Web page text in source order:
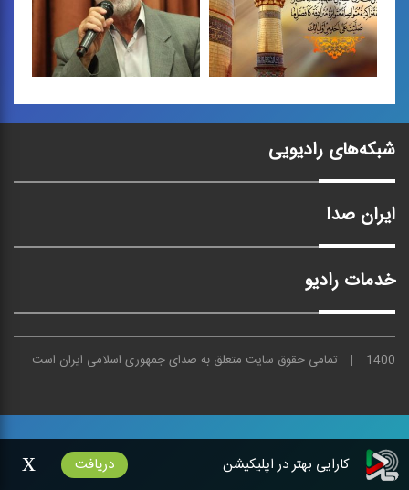
جشنواره امام رضا (ع) ده بند اشعار محتشم
مرثیه ی عاشورایی
شبکه‌های رادیویی
ایران صدا
خدمات رادیو
1400 تمامی حقوق سایت متعلق به صدایجمهوری اسلامی ایران است
کارایی بهتر در اپلیکیشن دریافت x